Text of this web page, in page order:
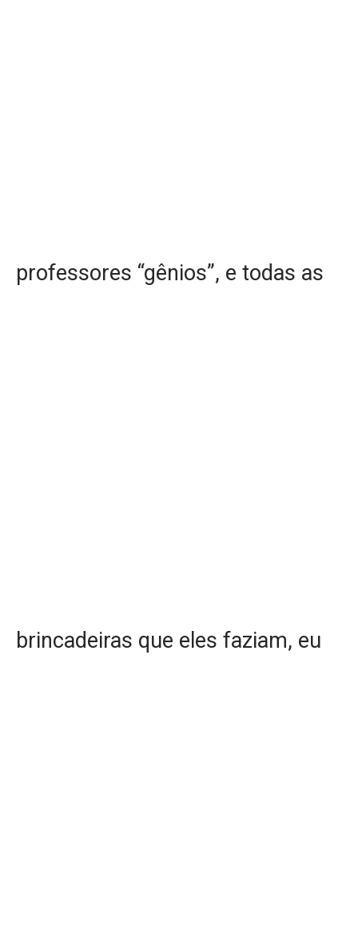
professores “gênios”, e todas as
brincadeiras que eles faziam, eu